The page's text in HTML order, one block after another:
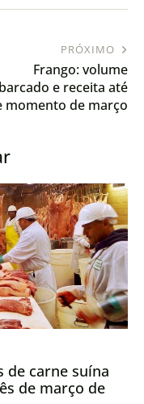
PRÓXIMO
Frango: volume
e receita até
momento de março
de carne suína
de março de